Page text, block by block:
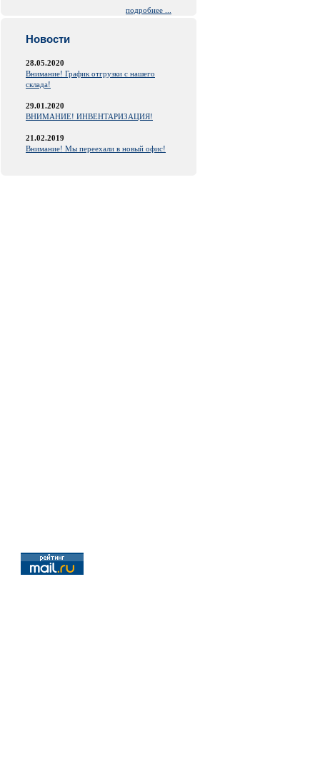
подробнее ...
Новости
28.05.2020
Внимание! График отгрузки с нашего
склада!
29.01.2020
ВНИМАНИЕ! ИНВЕНТАРИЗАЦИЯ!
21.02.2019
Внимание! Мы переехали в новый офис!